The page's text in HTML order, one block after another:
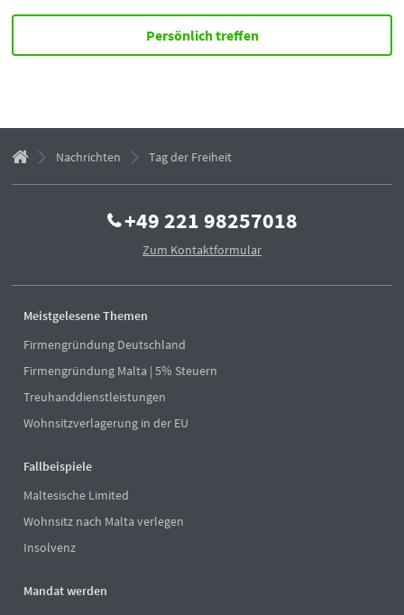
Persönlich treffen
Nachrichten Tag der Freiheit
+49 221 98257018
Zum Kontaktformular
Meistgelesene Themen
Firmengründung Deutschland
Firmengründung Malta | 5% Steuern
Treuhanddienstleistungen
Wohnsitzverlagerung in der EU
Fallbeispiele
Maltesische Limited
Wohnsitz nach Malta verlegen
Insolvenz
Mandat werden